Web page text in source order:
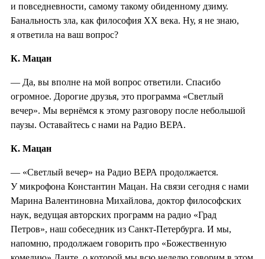
и повседневности, самому такому обиденному дзиму.
Банальность зла, как философия XX века. Ну, я не знаю,
я ответила на ваш вопрос?
К. Мацан
— Да, вы вполне на мой вопрос ответили. Спасибо
огромное. Дорогие друзья, это программа «Светлый
вечер». Мы вернёмся к этому разговору после небольшой
паузы. Оставайтесь с нами на Радио ВЕРА.
К. Мацан
— «Светлый вечер» на Радио ВЕРА продолжается.
У микрофона Константин Мацан. На связи сегодня с нами
Марина Валентиновна Михайлова, доктор философских
наук, ведущая авторских программ на радио «Град
Петров», наш собеседник из Санкт-Петербурга. И мы,
напомню, продолжаем говорить про «Божественную